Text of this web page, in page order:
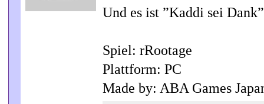
Und es ist ”Kaddi sei
Spiel: rRootage
Plattform: PC
Made by: ABA Games